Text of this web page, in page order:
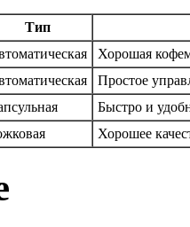
Тип
Хорошая
Простое
Быстро и
Хорошее